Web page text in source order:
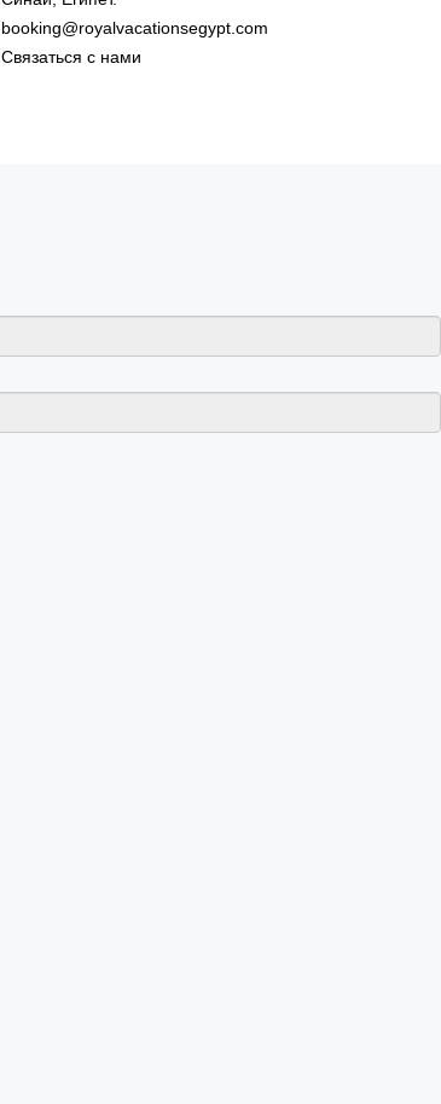
booking@royalvacationsegypt.com
Связаться с нами